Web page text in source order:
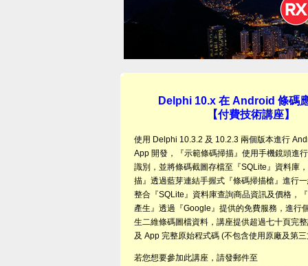
Delphi 10.x 在 Android 條碼
【付費技術講座】
使用 Delphi 10.3.2 及 10.2.3 兩個版本進行
App 開發，『示範條碼掃描』使用手機鏡頭進
識別，並將條碼截圖存檔至『SQLite』資料庫
描』透過藍芽連結手握式『條碼掃描槍』進行
整合『SQLite』資料庫查詢商品資訊及價格，
產生』透過『Google』提供的免費服務，進行
生二維條碼圖檔資料，講座提供超過七十頁完
及 App 完整原始程式碼 (不包含使用原廠及第
若您想要參加此講座，請發郵件至